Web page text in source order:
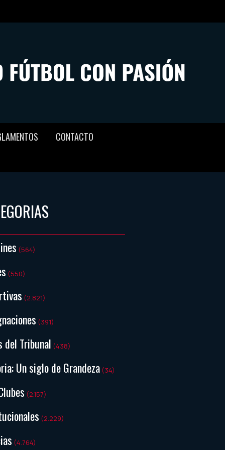
CONTACTO
(564)
(550)
(2.821)
(391)
del Tribunal (438)
Un siglo de Grandeza (34)
(2.157)
(2.229)
(4.764)